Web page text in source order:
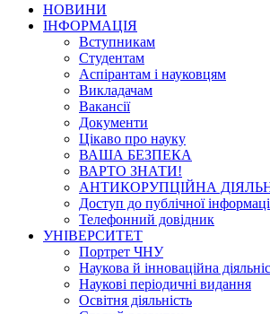
НОВИНИ
ІНФОРМАЦІЯ
Вступникам
Студентам
Аспірантам і науковцям
Викладачам
Вакансії
Документи
Цікаво про науку
ВАША БЕЗПЕКА
ВАРТО ЗНАТИ!
АНТИКОРУПЦІЙНА
Доступ до публічної
Телефонний довідник
УНІВЕРСИТЕТ
Портрет ЧНУ
Наукова й інноваційна
Наукові періодичні видання
Освітня діяльність